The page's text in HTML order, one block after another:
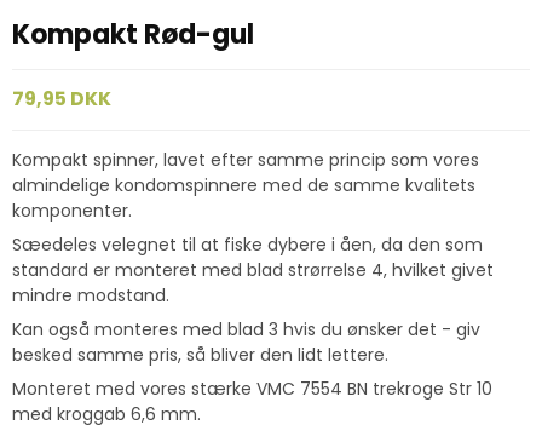
Kompakt Rød-gul
79,95 DKK
Kompakt spinner, lavet efter samme princip som vores
almindelige kondomspinnere med de samme kvalitets
komponenter.
Sæedeles velegnet til at fiske dybere i åen, da den som
standard er monteret med blad strørrelse 4, hvilket givet
mindre modstand.
Kan også monteres med blad 3 hvis du ønsker det - giv
besked samme pris, så bliver den lidt lettere.
Monteret med vores stærke VMC 7554 BN trekroge Str 10
med kroggab 6,6 mm.